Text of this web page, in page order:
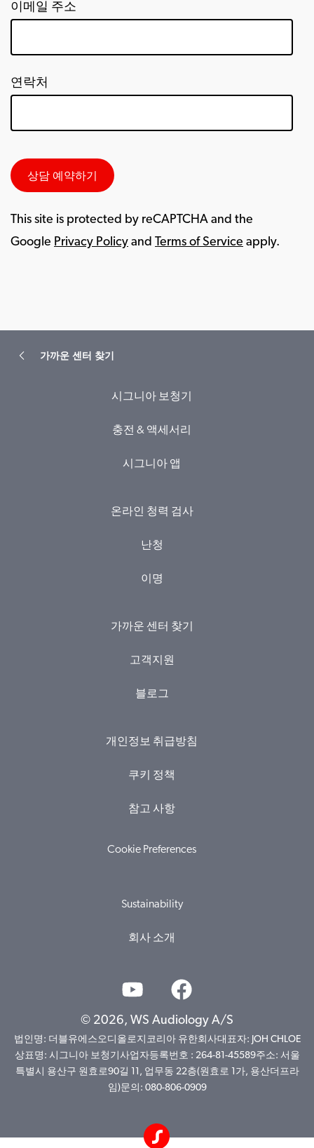
이메일 주소
연락처
This site is protected by reCAPTCHA and the
Google Privacy Policy and Terms of Service apply.
가까운 센터 찾기
시그니아 보청기
충전 & 액세서리
시그니아 앱
온라인 청력 검사
난청
이명
가까운 센터 찾기
고객지원
블로그
개인정보 취급방침
쿠키 정책
참고 사항
Cookie Preferences
Sustainability
회사 소개
© 2026, WS Audiology A/S
법인명: 더블유에스오디올로지코리아 유한회사대표자: JOH CHLOE
상표명: 시그니아 보청기사업자등록번호 : 264-81-45589주소: 서울
특별시 용산구 원효로90길 11, 업무동 22층(원효로 1가, 용산더프라
임)문의: 080-806-0909